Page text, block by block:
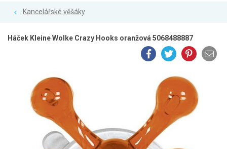
Kancelářské věšáky
Háček Kleine Wolke Crazy Hooks oranžová 5068488887